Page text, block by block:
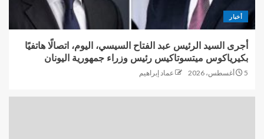
أخبار
أجرى السيد الرئيس عبد الفتاح السيسي، اليوم، اتصالًا هاتفيًا
بكيرياكوس ميتسوتاكيس رئيس وزراء جمهورية اليونان
5 أغسطس، 2026 عماد إبراهيم